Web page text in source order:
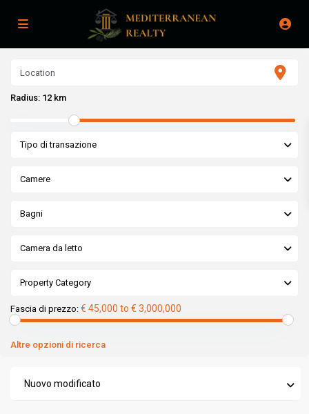
Radius: 12 km
Tipo di transazione
Camere
Bagni
Camera da letto
Property Category
Fascia di prezzo: € 45,000 to € 3,000,000
Altre opzioni di ricerca
Nuovo modificato